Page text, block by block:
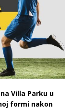
Villa Parku u
formi nakon